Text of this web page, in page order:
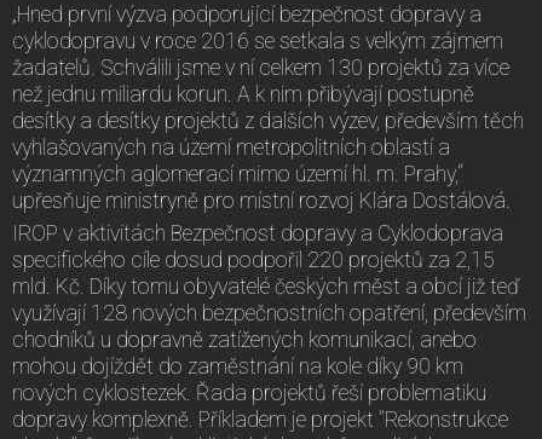
„Hned první výzva podporující bezpečnost dopravy a
cyklodopravu v roce 2016 se setkala s velkým zájmem
žadatelů. Schválili jsme v ní celkem 130 projektů za více
než jednu miliardu korun. A k nim přibývají postupně
desítky a desítky projektů z dalších výzev, především těch
vyhlašovaných na území metropolitních oblastí a
významných aglomerací mimo území hl. m. Prahy,“
upřesňuje ministryně pro místní rozvoj Klára Dostálová.
IROP v aktivitách Bezpečnost dopravy a Cyklodoprava
specifického cíle dosud podpořil 220 projektů za 2,15
mld. Kč. Díky tomu obyvatelé českých měst a obcí již teď
využívají 128 nových bezpečnostních opatření, především
chodníků u dopravně zatížených komunikací, anebo
mohou dojíždět do zaměstnání na kole díky 90 km
nových cyklostezek. Řada projektů řeší problematiku
dopravy komplexně. Příkladem je projekt "Rekonstrukce